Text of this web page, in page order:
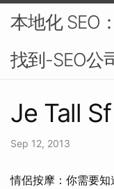
本地化 SEO
找到-SEO公
Je Tall
Sep 12, 2013
情侶按摩：你需要